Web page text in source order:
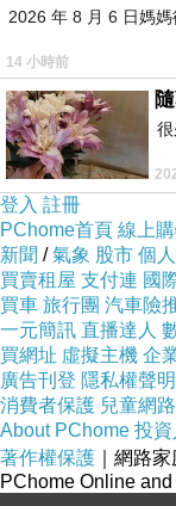
2026 年 8 月 6 日媽
14 小時前
登入 註冊
PChome首頁 線上
新聞 /氣象 股市 個
買賣租屋 支付連 國
買車 旅行團 汽車險
一元簡訊 直播達人
買網址 虛擬主機 企
廣告刊登 隱私權聲明
消費者保護 兒童網
About PChome 投
著作權保護 ｜網路
PChome Online